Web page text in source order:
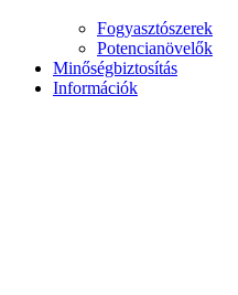
Fogyasztószerek
Potencianövelők
Minőségbiztosítás
Információk